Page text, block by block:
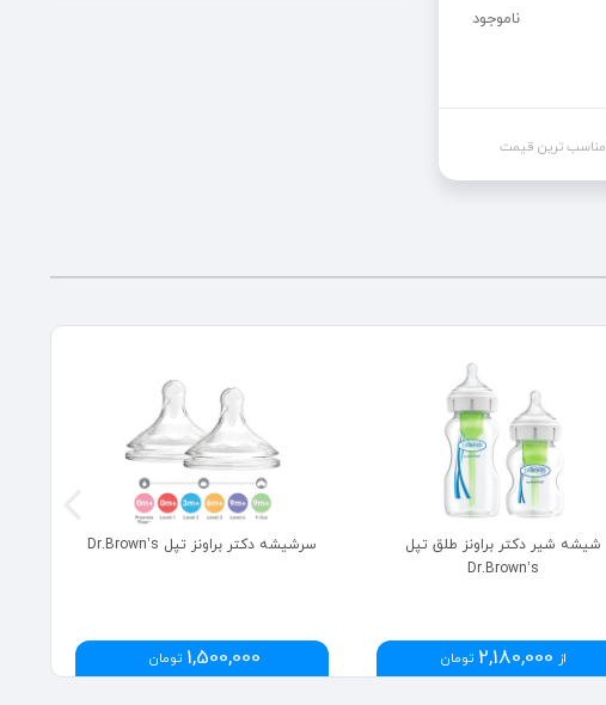
ناموجود
مناسب ترین قیمت
سرشیشه دکتر براونز تپل Dr.Brown’s
1,500,000 تومان
شیشه شیر دکتر براونز طلق تپل
Dr.Brown’s
از 2,180,000 تومان